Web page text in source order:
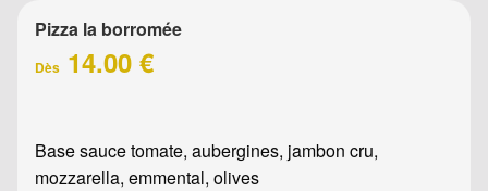
Pizza la borromée
Dès 14.00 €
Base sauce tomate, aubergines, jambon cru,
mozzarella, emmental, olives